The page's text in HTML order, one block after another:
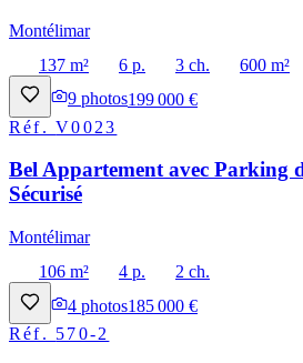
Montélimar
137 m²
6 p. 3 ch.
600 m²
9 photos199 000 €
Réf.V0023
Bel Appartement avec Parking
Sécurisé
Montélimar
106 m²
4 p.
2 ch.
4 photos185 000 €
Réf. 570-2